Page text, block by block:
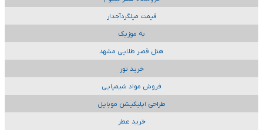
قیمت میلگردآجدار
به موزیک
هتل قصر طلایی مشهد
خرید تور
فروش مواد شیمیایی
طراحی اپلیکیشن موبایل
خرید عطر